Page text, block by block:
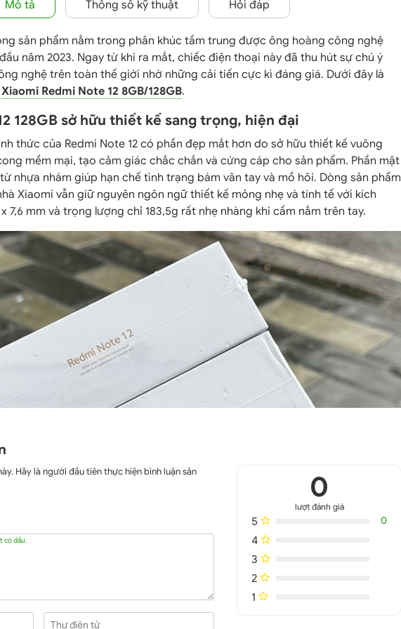
Mô tả Thông số kỹ thuật Hỏi đáp
sản phẩm nằm trong phân khúc tầm trung được ông hoàng công nghệ
năm 2023. Ngay từ khi ra mắt, chiếc điện thoại này đã thu hút sự chú ý
nghệ trên toàn thế giới nhờ những cải tiến cực kì đáng giá. Dưới đây là
Xiaomi Redmi Note 12 8GB/128GB.
128GB sở hữu thiết kế sang trọng, hiện đại
thức của Redmi Note 12 có phần đẹp mắt hơn do sở hữu thiết kế vuông
mềm mại, tạo cảm giác chắc chắn và cứng cáp cho sản phẩm. Phần mặt
nhựa nhám giúp hạn chế tình trạng bám vân tay và mồ hôi. Dòng sản phẩm
Xiaomi vẫn giữ nguyên ngôn ngữ thiết kế mỏng nhẹ và tinh tế với kích
7,6 mm và trọng lượng chỉ 183,5g rất nhẹ nhàng khi cầm nắm trên tay.
phiên bản màu sắc để người dùng lựa chọn, bao gồm: Xanh bạn hà, Xanh
0
lượt đánh giá
5 0
4
3
2
1
Hãy là người đầu tiên thực hiện bình luận sản
có dấu.
Thư điện tử